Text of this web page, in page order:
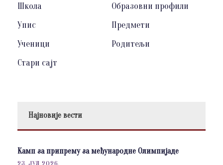
Школа
Образовни профили
Упис
Предмети
Ученици
Родитељи
Стари сајт
Најновије вести
Камп за припрему за међународне Олимпијаде
23. ЈУЛ 2026.